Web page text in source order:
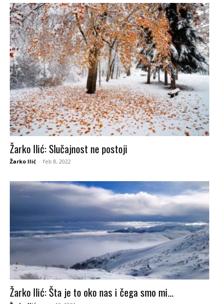
Žarko Ilić: Slučajnost ne postoji
Žarko Ilić - feb 8, 2022
Žarko Ilić: Šta je to oko nas i čega smo mi...